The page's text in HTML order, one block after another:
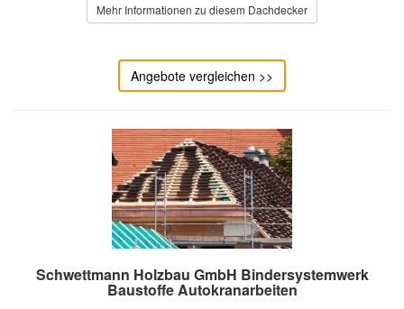
Mehr Informationen zu diesem Dachdecker
Angebote vergleichen >>
Schwettmann Holzbau GmbH Bindersystemwerk
Baustoffe Autokranarbeiten